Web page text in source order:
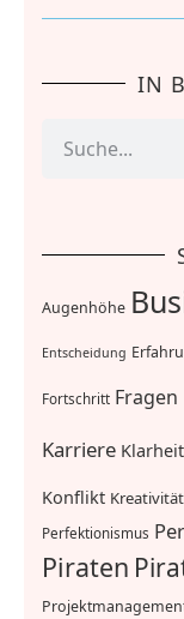
IN
Augenhöhe
Entscheidung
Fortschritt Fragen
Karriere Klarheit
Konflikt Kreativität
Perfektionismus
Piraten